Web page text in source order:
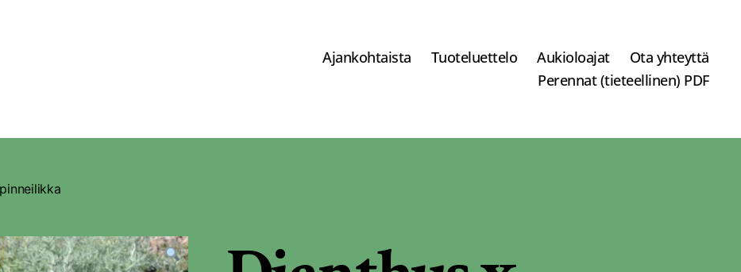
Ajankohtaista Tuoteluettelo Aukioloajat
Ota yhteyttä
Perennat (tieteellinen) PDF